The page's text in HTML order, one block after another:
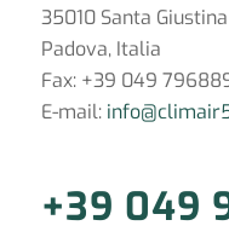
35010 Santa
Padova, Italia
Fax: +39 049
E-mail:
+39 049